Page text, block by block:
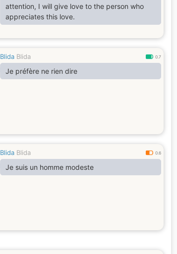
attention, I will give love to the person who
appreciates this love.
Blida Blida 0.7
Je préfère ne rien dire
Blida Blida 0.6
Je suis un homme modeste